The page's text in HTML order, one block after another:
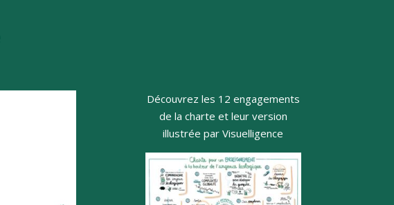
Découvrez les 12 engagements
de la charte et leur version
illustrée par Visuelligence